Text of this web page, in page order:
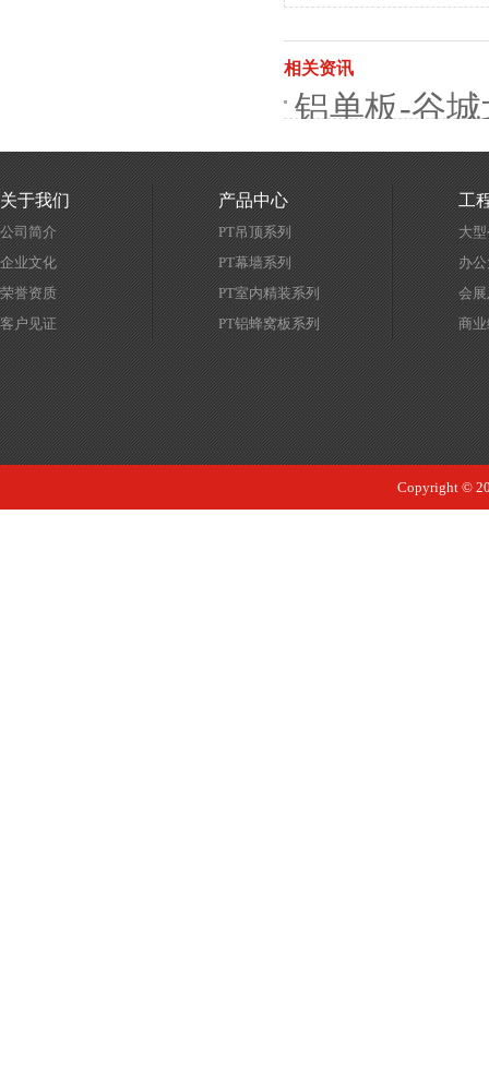
相关资讯
铝单板-谷
关于我们
公司简介
企业文化
荣誉资质
客户见证
产品中心
PT吊顶系列
PT幕墙系列
PT室内精装系列
PT铝蜂窝板系列
工
大
办
会
商
Copyright ©